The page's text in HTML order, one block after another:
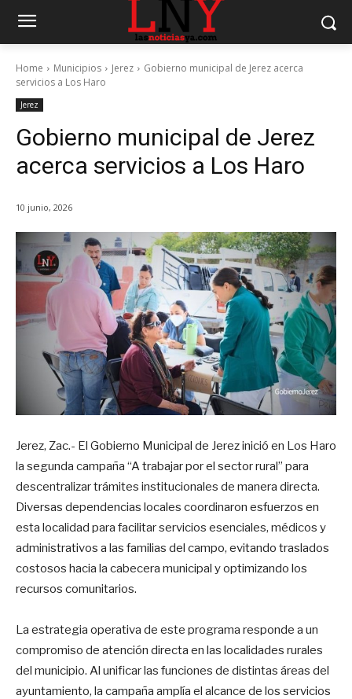
Home Municipios Jerez
Gobierno municipal de Jerez acerca
servicios a Los Haro
Jerez
Gobierno municipal de Jerez
acerca servicios a Los Haro
10 junio, 2026
Jerez, Zac.- El Gobierno Municipal de Jerez inició en Los Haro
la segunda campaña “A trabajar por el sector rural” para
descentralizar trámites institucionales de manera directa.
Diversas dependencias locales coordinaron esfuerzos en
esta localidad para facilitar servicios esenciales, médicos y
administrativos a las familias del campo, evitando traslados
costosos hacia la cabecera municipal y optimizando los
recursos comunitarios.
La estrategia operativa de este programa responde a un
compromiso de atención directa en las localidades rurales
del municipio. Al unificar las funciones de distintas áreas del
ayuntamiento, la campaña amplía el alcance de los servicios